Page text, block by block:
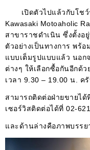
เปิดตัวไปแล้วกับโชว์รู
Kawasaki Motoaholic
สาขาราชดำเนิน ซึ่งตั้งอ
ตัวอย่างเป็นทางการ พร้
แบบเต็มรูปแบบแล้ว นอก
ต่างๆ ให้เลือกซื้อกันอีกด้
เวลา 9.30 – 19.00 น. ค
สามารถติดต่อฝ่ายขายได้
เซอร์วิสติดต่อได้ที่ 02-
และด้านล่างคือภาพบรรย